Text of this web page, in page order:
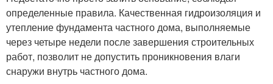
определенные правила. Качественная гидроизоляция и
утепление фундамента частного дома, выполняемые
через четыре недели после завершения строительных
работ, позволит не допустить проникновения влаги
снаружи внутрь частного дома.